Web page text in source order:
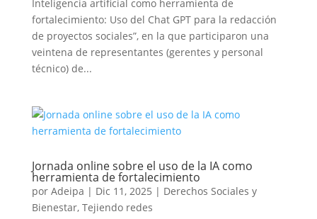
Inteligencia artificial como herramienta de
fortalecimiento: Uso del Chat GPT para la redacción
de proyectos sociales”, en la que participaron una
veintena de representantes (gerentes y personal
técnico) de...
Jornada online sobre el uso de la IA como
herramienta de fortalecimiento
por Adeipa | Dic 11, 2025 | Derechos Sociales y
Bienestar, Tejiendo redes